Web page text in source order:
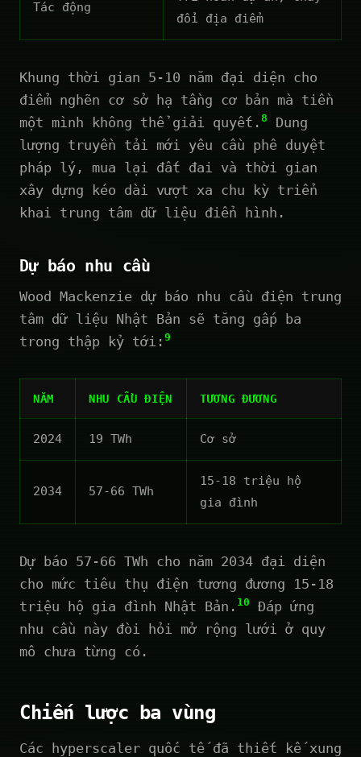
Tác động
đổi địa điểm
Khung thời gian 5-10 năm đại diện cho
điểm nghẽn cơ sở hạ tầng cơ bản mà tiền
một mình không thể giải quyết. 8
Dung
lượng truyền tải mới yêu cầu phê duyệt
pháp lý, mua lại đất đai và thời gian
xây dựng kéo dài vượt xa chu kỳ triển
khai trung tâm dữ liệu điển hình.
Dự báo nhu cầu
Wood Mackenzie dự báo nhu cầu điện trung
tâm dữ liệu Nhật Bản sẽ tăng gấp ba
trong thập kỷ tới: 9
NĂM NHU CẦU ĐIỆN TƯƠNG ĐƯƠNG
2024 19 TWh Cơ sở
2034 57-66 TWh
15-18 triệu hộ
gia đình
Dự báo 57-66 TWh cho năm 2034 đại diện
cho mức tiêu thụ điện tương đương 15-18
triệu hộ gia đình Nhật Bản. 10
Đáp ứng
nhu cầu này đòi hỏi mở rộng lưới ở quy
mô chưa từng có.
Chiến lược ba vùng
Các hyperscaler quốc tế đã thiết kế xung